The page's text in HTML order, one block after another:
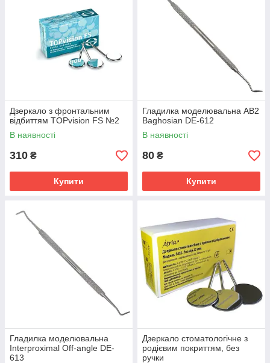
Дзеркало з фронтальним
відбиттям TOPvision FS №2
В наявності
310 ₴
Купити
Гладилка моделювальна AB2
Baghosian DE-612
В наявності
80 ₴
Купити
Гладилка моделювальна
Interproximal Off-angle DE-
613
Дзеркало стоматологічне з
родієвим покриттям, без
ручки